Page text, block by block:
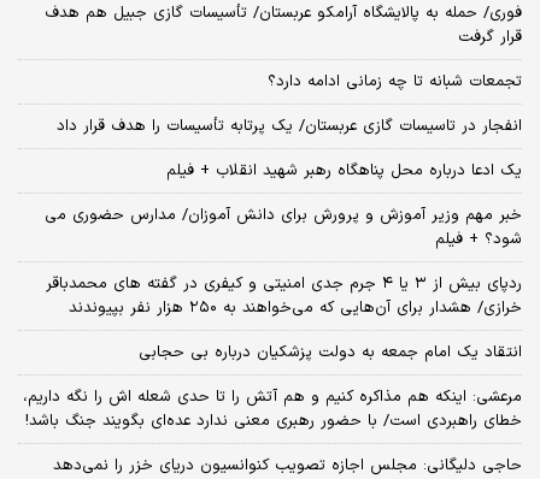
فوری/ حمله به پالایشگاه آرامکو عربستان/ تأسیسات گازی جبیل هم هدف
قرار گرفت
تجمعات شبانه تا چه زمانی ادامه دارد؟
انفجار در تاسیسات گازی عربستان/ یک پرتابه تأسیسات را هدف قرار داد
یک ادعا درباره محل پناهگاه‌ رهبر شهید انقلاب + فیلم
خبر مهم وزیر آموزش و پرورش برای دانش آموزان/ مدارس حضوری می
شود؟ + فیلم
ردپای بیش از ۳ یا ۴ جرم جدی امنیتی و کیفری در گفته های محمدباقر
خرازی/ هشدار برای آن‌هایی که می‌خواهند به ۲۵۰ هزار نفر بپیوندند
انتقاد یک امام جمعه به دولت پزشکیان درباره بی حجابی
مرعشی: اینکه هم مذاکره کنیم و هم آتش را تا حدی شعله اش را نگه داریم،
خطای راهبردی است/ با حضور رهبری معنی ندارد عده‌ای بگویند جنگ باشد!
حاجی دلیگانی: مجلس اجازه تصویب کنوانسیون دریای خزر را نمی‌دهد